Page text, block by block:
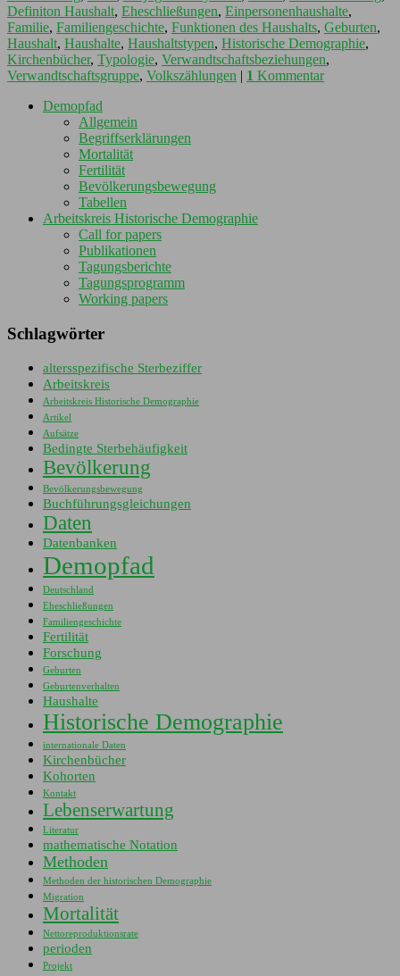
Definiton Haushalt, Eheschließungen, Einpersonenhaushalte,
Familie, Familiengeschichte, Funktionen des Haushalts, Geburten,
Haushalt, Haushalte, Haushaltstypen, Historische Demographie,
Kirchenbücher, Typologie, Verwandtschaftsbeziehungen,
Verwandtschaftsgruppe, Volkszählungen | 1 Kommentar
Demopfad
Allgemein
Begriffserklärungen
Mortalität
Fertilität
Bevölkerungsbewegung
Tabellen
Arbeitskreis Historische Demographie
Call for papers
Publikationen
Tagungsberichte
Tagungsprogramm
Working papers
Schlagwörter
altersspezifische Sterbeziffer
Arbeitskreis
Arbeitskreis Historische Demographie
Artikel
Aufsätze
Bedingte Sterbehäufigkeit
Bevölkerung
Bevölkerungsbewegung
Buchführungsgleichungen
Daten
Datenbanken
Demopfad
Deutschland
Eheschließungen
Familiengeschichte
Fertilität
Forschung
Geburten
Geburtenverhalten
Haushalte
Historische Demographie
internationale Daten
Kirchenbücher
Kohorten
Kontakt
Lebenserwartung
Literatur
mathematische Notation
Methoden
Methoden der historischen Demographie
Migration
Mortalität
Nettoreproduktionsrate
perioden
Projekt